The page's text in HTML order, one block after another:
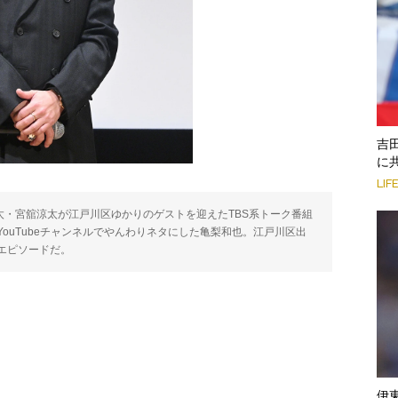
宮舘涼太が江戸川区ゆかりのゲストを迎えたTBS系トーク番組
チャンネルでやんわりネタにした亀梨和也。江戸川区出
ソードだ。
吉
に
LIFE
伊